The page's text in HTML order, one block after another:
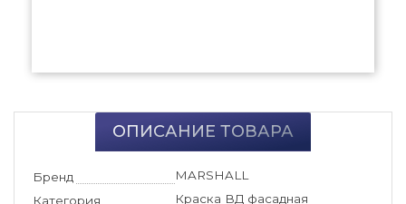
ОПИСАНИЕ ТОВАРА
Бренд
MARSHALL
Категория
Краска ВД фасадная